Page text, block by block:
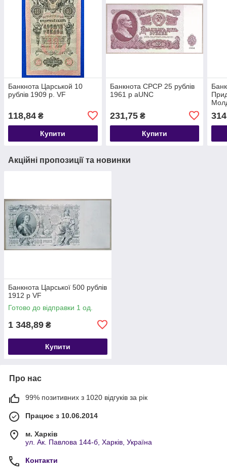
Банкнота Царськой 10
рублів 1909 р. VF
118,84 ₴
Купити
Банкнота СРСР 25 рублів
1961 р aUNC
231,75₴
Купити
Акційні пропозиції та новинки
Банкнота Царської 500 рублів
1912 р VF
Готово до відправки 1 од.
1 348,89 ₴
Купити
Про нас
99% позитивних з 1020 відгуків за рік
Працює з 10.06.2014
м. Харків
ул. Ак. Павлова 144-б, Харків, Україна
Контакти